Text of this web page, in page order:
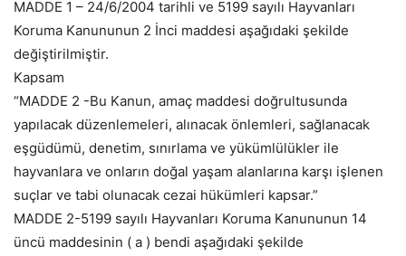
MADDE 1 – 24/6/2004 tarihli ve 5199 sayılı Hayvanları
Koruma Kanununun 2 İnci maddesi aşağıdaki şekilde
değiştirilmiştir.
Kapsam
“MADDE 2 -Bu Kanun, amaç maddesi doğrultusunda
yapılacak düzenlemeleri, alınacak önlemleri, sağlanacak
eşgüdümü, denetim, sınırlama ve yükümlülükler ile
hayvanlara ve onların doğal yaşam alanlarına karşı işlenen
suçlar ve tabi olunacak cezai hükümleri kapsar.”
MADDE 2-5199 sayılı Hayvanları Koruma Kanununun 14
üncü maddesinin ( a ) bendi aşağıdaki şekilde